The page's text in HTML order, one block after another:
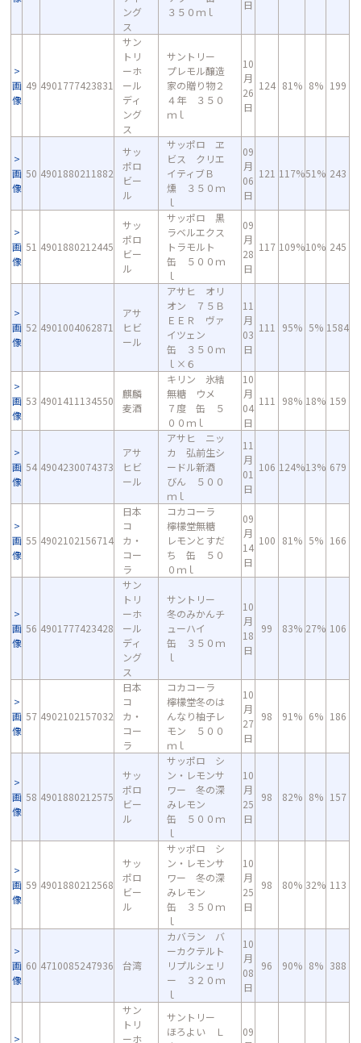
ング
ス
３５０ｍｌ
日
画
像
49 4901777423831
サン
トリ
ーホ
ール
ディ
ング
ス
サントリー
プレモル醸造
家の贈り物２
４年 ３５０
ｍｌ
10
月
26
日
124 81% 8% 199
画
像
50 4901880211882
サッ
ポロ
ビー
ル
サッポロ ヱ
ビス クリエ
イティブＢ
燻 ３５０ｍ
ｌ
09
月
06
日
121 117%51% 243
画
像
51 4901880212445
サッ
ポロ
ビー
ル
サッポロ 黒
ラベルエクス
トラモルト
缶 ５００ｍ
ｌ
09
月
28
日
117 109%10% 245
画
像
52 4901004062871
アサ
ヒビ
ール
アサヒ オリ
オン ７５Ｂ
ＥＥＲ ヴァ
イツェン
缶 ３５０ｍ
ｌ×６
11
月
03
日
111 95% 5% 1584
画
像
53 4901411134550
麒麟
麦酒
キリン 氷結
無糖 ウメ
７度 缶 ５
００ｍｌ
10
月
04
日
111 98% 18% 159
画
像
54 4904230074373
アサ
ヒビ
ール
アサヒ ニッ
カ 弘前生シ
ードル新酒
びん ５００
ｍｌ
11
月
01
日
106 124%13% 679
画
像
55 4902102156714
日本
コ
カ・
コー
ラ
コカコーラ
檸檬堂無糖
レモンとすだ
ち 缶 ５０
０ｍｌ
09
月
14
日
100 81% 5% 166
画
像
56 4901777423428
サン
トリ
ーホ
ール
ディ
ング
ス
サントリー
冬のみかんチ
ューハイ
缶 ３５０ｍ
ｌ
10
月
18
日
99 83% 27% 106
画
像
57 4902102157032
日本
コ
カ・
コー
ラ
コカコーラ
檸檬堂冬のは
んなり柚子レ
モン ５００
ｍｌ
10
月
27
日
98 91% 6% 186
画
像
58 4901880212575
サッ
ポロ
ビー
ル
サッポロ シ
ン・レモンサ
ワー 冬の深
みレモン
缶 ５００ｍ
ｌ
10
月
25
日
98 82% 8% 157
画
像
59 4901880212568
サッ
ポロ
ビー
ル
サッポロ シ
ン・レモンサ
ワー 冬の深
みレモン
缶 ３５０ｍ
ｌ
10
月
25
日
98 80% 32% 113
画
像
60 4710085247936 台湾
カバラン バ
ーカクテルト
リプルシェリ
ー ３２０ｍ
ｌ
10
月
08
日
96 90% 8% 388
サン
トリ
ーホ
サントリー
ほろよい Ｌ
09